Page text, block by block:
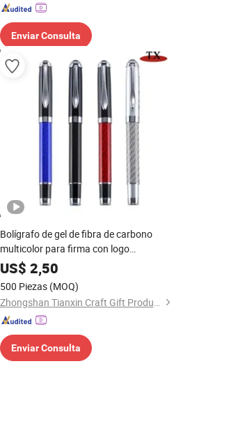
Enviar Consulta
Bolígrafo de gel de fibra de carbono
multicolor para firma con logo
personalizado
US$ 2,50
500 Piezas (MOQ)
Zhongshan Tianxin Craft Gift Products Co., Ltd.
Enviar Consulta